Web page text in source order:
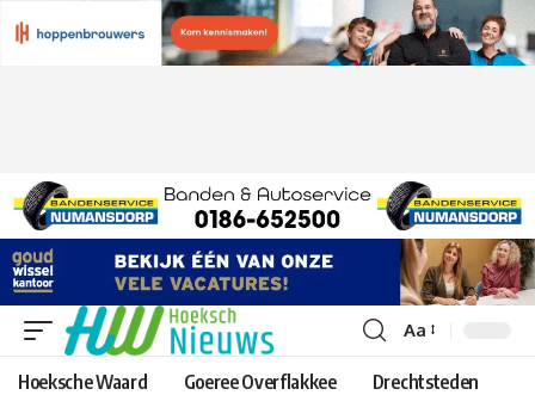
Lettergrootte
aanpassen
Aa
Hoeksche Waard Goeree Overflakkee Drechtsteden